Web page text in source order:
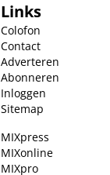
Links
Colofon
Contact
Adverteren
Abonneren
Inloggen
Sitemap
MIXpress
MIXonline
MIXpro